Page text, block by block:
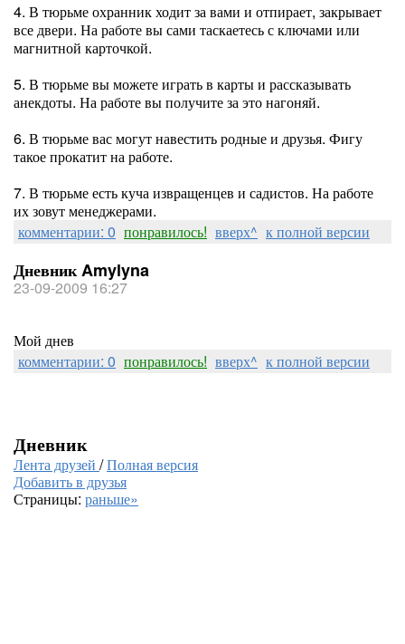
4. В тюрьме охранник ходит за вами и отпирает, закрывает
все двери. На работе вы сами таскаетесь с ключами или
магнитной карточкой.
5. В тюрьме вы можете играть в карты и рассказывать
анекдоты. На работе вы получите за это нагоняй.
6. В тюрьме вас могут навестить родные и друзья. Фигу
такое прокатит на работе.
7. В тюрьме есть куча извращенцев и садистов. На работе
их зовут менеджерами.
комментарии: 0 понравилось! вверх^ к полной версии
Дневник Amylyna
23-09-2009 16:27
Мой днев
комментарии: 0 понравилось! вверх^ к полной версии
Дневник
Лента друзей /Полная версия
Добавить в друзья
Страницы: раньше»